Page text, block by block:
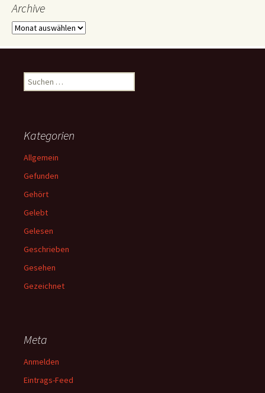
Archive
Archive
Suchen
nach:
Kategorien
Allgemein
Gefunden
Gehört
Gelebt
Gelesen
Geschrieben
Gesehen
Gezeichnet
Meta
Anmelden
Eintrags-Feed